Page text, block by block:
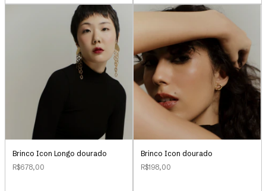
Brinco Icon Longo dourado
R$678,00
Brinco Icon dourado
R$198,00